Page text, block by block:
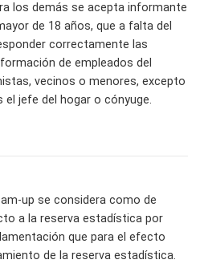
los demás se acepta informante
de 18 años, que a falta del
correctamente las
de empleados del
vecinos o menores, excepto
el jefe del hogar o cónyuge.
up se considera como de
a la reserva estadística por
que para el efecto
de la reserva estadística.